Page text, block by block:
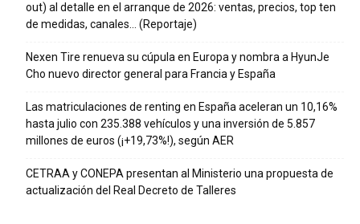
out) al detalle en el arranque de 2026: ventas, precios, top ten
de medidas, canales… (Reportaje)
Nexen Tire renueva su cúpula en Europa y nombra a HyunJe
Cho nuevo director general para Francia y España
Las matriculaciones de renting en España aceleran un 10,16%
hasta julio con 235.388 vehículos y una inversión de 5.857
millones de euros (¡+19,73%!), según AER
CETRAA y CONEPA presentan al Ministerio una propuesta de
actualización del Real Decreto de Talleres